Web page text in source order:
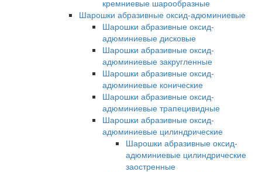
кремниевые шарообразные
Шарошки абразивные оксид-адюминиевые
Шарошки абразивные оксид-
адюминиевые дисковые
Шарошки абразивные оксид-
адюминиевые закругленные
Шарошки абразивные оксид-
адюминиевые конические
Шарошки абразивные оксид-
адюминиевые трапецивидные
Шарошки абразивные оксид-
адюминиевые цилиндрические
Шарошки абразивные оксид-
адюминиевые цилиндрические
заостренные